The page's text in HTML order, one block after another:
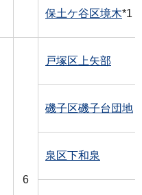
保土ケ谷区境木*1
6
戸塚区上矢部
磯子区磯子台団地
泉区下和泉